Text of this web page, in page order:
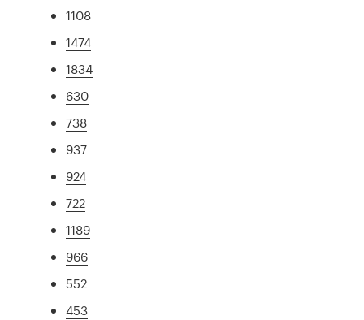
1108
1474
1834
630
738
937
924
722
1189
966
552
453